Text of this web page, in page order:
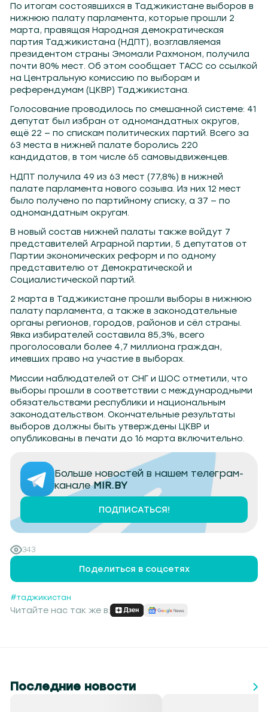
По итогам состоявшихся в Таджикистане выборов в
нижнюю палату парламента, которые прошли 2
марта, правящая Народная демократическая
партия Таджикистана (НДПТ), возглавляемая
президентом страны Эмомали Рахмоном, получила
почти 80% мест. Об этом сообщает ТАСС со ссылкой
на Центральную комиссию по выборам и
референдумам (ЦКВР) Таджикистана.
Голосование проводилось по смешанной системе: 41
депутат был избран от одномандатных округов,
ещё 22 — по спискам политических партий. Всего за
63 места в нижней палате боролись 220
кандидатов, в том числе 65 самовыдвиженцев.
НДПТ получила 49 из 63 мест (77,8%) в нижней
палате парламента нового созыва. Из них 12 мест
было получено по партийному списку, а 37 — по
одномандатным округам.
В новый состав нижней палаты также войдут 7
представителей Аграрной партии, 5 депутатов от
Партии экономических реформ и по одному
представителю от Демократической и
Социалистической партий.
2 марта в Таджикистане прошли выборы в нижнюю
палату парламента, а также в законодательные
органы регионов, городов, районов и сёл страны.
Явка избирателей составила 85,3%, всего
проголосовали более 4,7 миллиона граждан,
имевших право на участие в выборах.
Миссии наблюдателей от СНГ и ШОС отметили, что
выборы прошли в соответствии с международными
обязательствами республики и национальным
законодательством. Окончательные результаты
выборов должны быть утверждены ЦКВР и
опубликованы в печати до 16 марта включительно.
Больше новостей в нашем телеграм-
каналеMIR.BY
ПОДПИСАТЬСЯ!
343
Поделиться в соцсетях
#таджикистан
Читайте нас так же в:
Последние новости